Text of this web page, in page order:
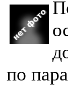
по